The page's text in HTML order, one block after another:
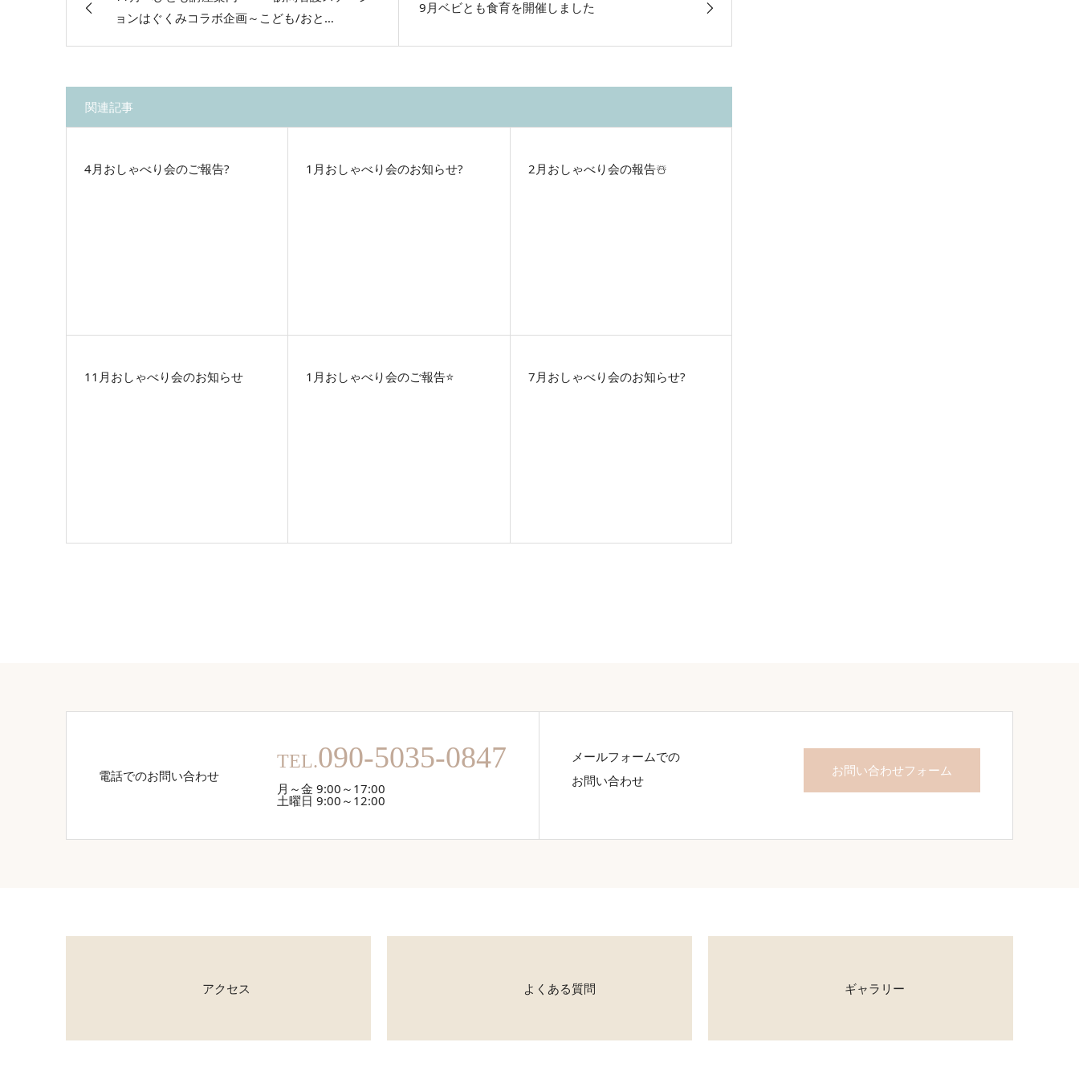
ョンはぐくみコラボ企画～こども/おと…
9月ベビとも食育を開催しました
関連記事
4月おしゃべり会のご報告? 1月おしゃべり会のお知らせ? 2月おしゃべり会の報告☃️
11月おしゃべり会のお知らせ 1月おしゃべり会のご報告⭐️ 7月おしゃべり会のお知らせ?
電話でのお問い合わせ
TEL.090-5035-0847
月～金 9:00～17:00
土曜日 9:00～12:00
メールフォームでの
お問い合わせ
お問い合わせフォーム
アクセス よくある質問 ギャラリー